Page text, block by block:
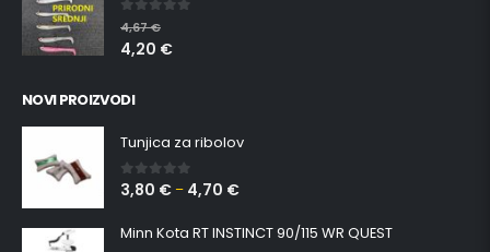
0 out of 5
4,67€
4,20 €
NOVI PROIZVODI
Tunjica za ribolov
0 out of 5
3,80 € – 4,70 €
Minn Kota RT INSTINCT 90/115 WR QUEST